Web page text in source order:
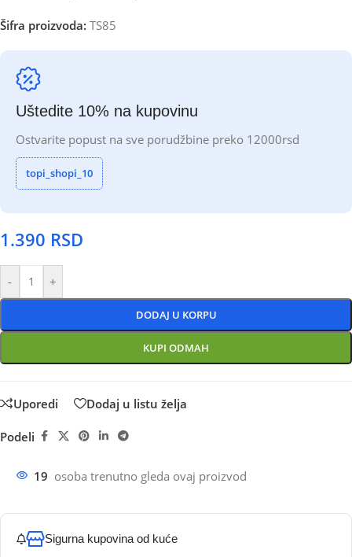
Šifra proizvoda: TS85
Uštedite 10% na kupovinu
Ostvarite popust na sve porudžbine preko 12000rsd
topi_shopi_10
1.390 RSD
- +
DODAJ U KORPU
KUPI ODMAH
Uporedi Dodaj u listu želja
Podeli
19 osoba trenutno gleda ovaj proizvod
Sigurna kupovina od kuće